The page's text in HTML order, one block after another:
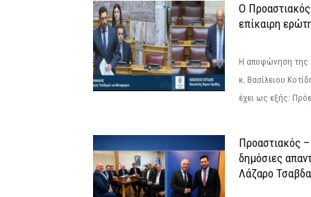
Ο
επίκαιρη
Η αποφώνηση της
κ. Βασίλειου
έχει ως εξής:
Προαστιακός
δημόσιες
Λάζαρο